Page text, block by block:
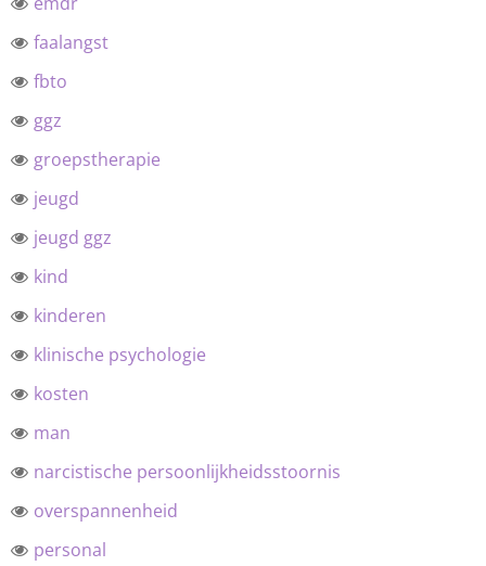
faalangst
fbto
ggz
groepstherapie
jeugd
jeugd ggz
kind
kinderen
klinische psychologie
kosten
man
narcistische persoonlijkheidsstoornis
overspannenheid
personal